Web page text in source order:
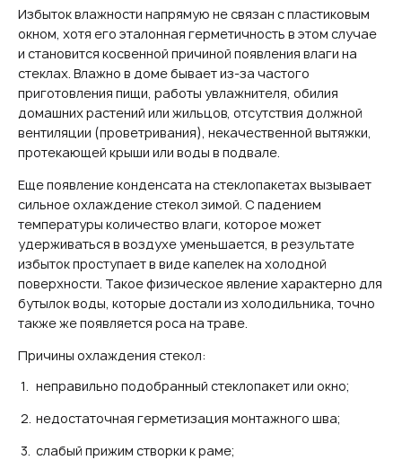
Избыток влажности напрямую не связан с пластиковым
окном, хотя его эталонная герметичность в этом случае
и становится косвенной причиной появления влаги на
стеклах. Влажно в доме бывает из-за частого
приготовления пищи, работы увлажнителя, обилия
домашних растений или жильцов, отсутствия должной
вентиляции (проветривания), некачественной вытяжки,
протекающей крыши или воды в подвале.
Еще появление конденсата на стеклопакетах вызывает
сильное охлаждение стекол зимой. С падением
температуры количество влаги, которое может
удерживаться в воздухе уменьшается, в результате
избыток проступает в виде капелек на холодной
поверхности. Такое физическое явление характерно для
бутылок воды, которые достали из холодильника, точно
также же появляется роса на траве.
Причины охлаждения стекол:
неправильно подобранный стеклопакет или окно;
недостаточная герметизация монтажного шва;
слабый прижим створки к раме;